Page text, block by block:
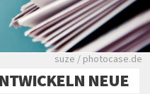
Viele Zeitungen.
suze / photocase.de
NEUE